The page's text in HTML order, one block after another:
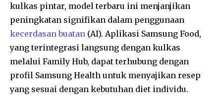
kulkas pintar, model terbaru ini menjanjikan
peningkatan signifikan dalam penggunaan
kecerdasan buatan (AI). Aplikasi Samsung Food,
yang terintegrasi langsung dengan kulkas
melalui Family Hub, dapat terhubung dengan
profil Samsung Health untuk menyajikan resep
yang sesuai dengan kebutuhan diet individu.